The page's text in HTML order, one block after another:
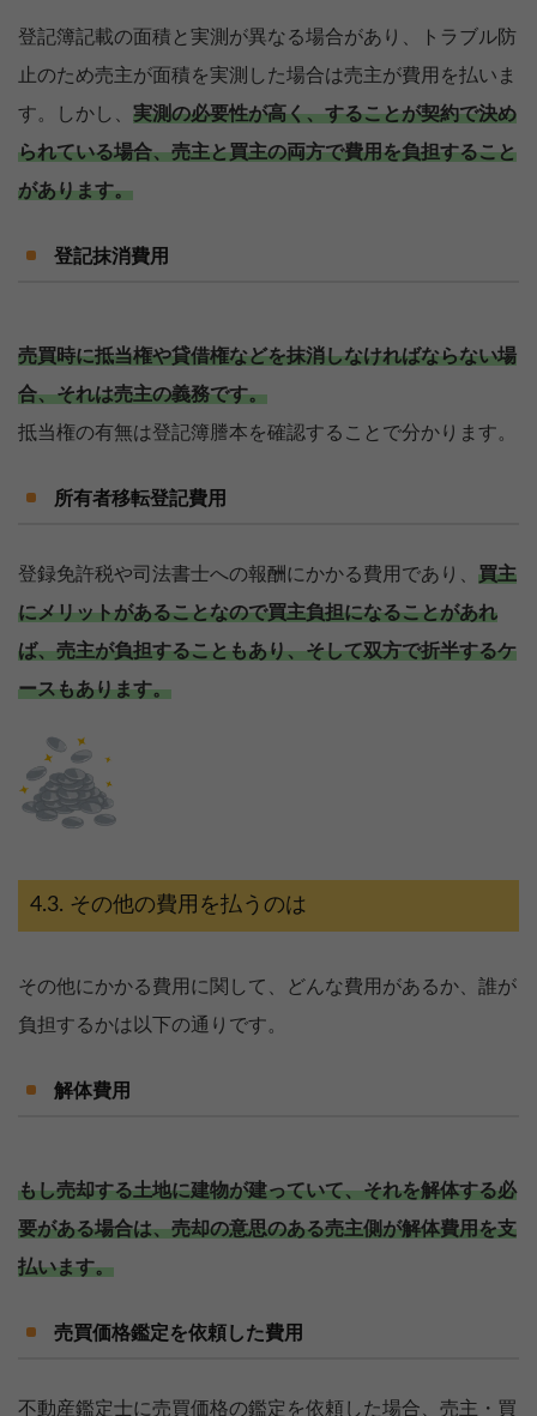
登記簿記載の面積と実測が異なる場合があり、トラブル防
止のため売主が面積を実測した場合は売主が費用を払いま
す。しかし、 実測の必要性が高く、することが契約で決め
られている場合、売主と買主の両方で費用を負担すること
があります。
登記抹消費用
売買時に抵当権や貸借権などを抹消しなければならない場
合、それは売主の義務です。
抵当権の有無は登記簿謄本を確認することで分かります。
所有者移転登記費用
登録免許税や司法書士への報酬にかかる費用であり、 買主
にメリットがあることなので買主負担になることがあれ
ば、売主が負担することもあり、そして双方で折半するケ
ースもあります。
その他の費用を払うのは
その他にかかる費用に関して、どんな費用があるか、誰が
負担するかは以下の通りです。
解体費用
もし売却する土地に建物が建っていて、それを解体する必
要がある場合は、売却の意思のある売主側が解体費用を支
払います。
売買価格鑑定を依頼した費用
不動産鑑定士に売買価格の鑑定を依頼した場合、売主・買